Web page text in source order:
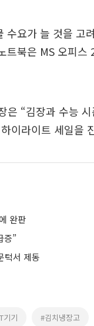
요가 늘 것을 고
북은 MS 오피스
은 “김장과 수능
이라이트 세일을
완판
증”
턱서 제동
기기 #김치냉장고